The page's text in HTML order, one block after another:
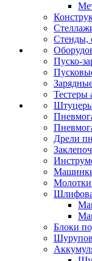
Стенды,
Пуско-
Тестеры
Дрели
Молотки
Блоки